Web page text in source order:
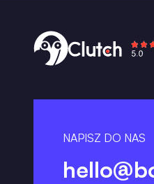
NAPISZ DO NAS